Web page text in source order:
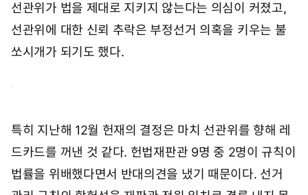
선관위가 법을 제대로 지키지 않는다는 의심이 커졌고,
선관위에 대한 신뢰 추락은 부정선거 의혹을 키우는 불
쏘시개가 되기도 했다.
특히 지난해 12월 헌재의 결정은 마치 선관위를 향해 레
드카드를 꺼낸 것 같다. 헌법재판관 9명 중 2명이 규칙이
법률을 위배했다면서 반대의견을 냈기 때문이다. 선거